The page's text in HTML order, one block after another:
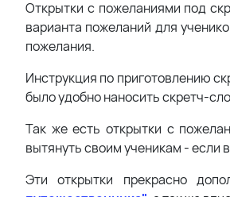
Открытки с пожеланиями под
варианта пожеланий для
пожелания.
Инструкция по приготовлению
было удобно наносить скретч-
Так же есть открытки с
вытянуть своим ученикам - если
Эти открытки прекрасно